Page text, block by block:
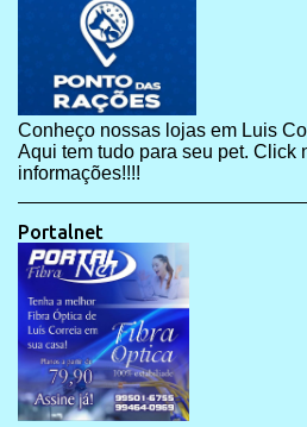
Conheço nossas lojas em Luis
Aqui tem tudo para seu pet. Click
informações!!!!
Portalnet